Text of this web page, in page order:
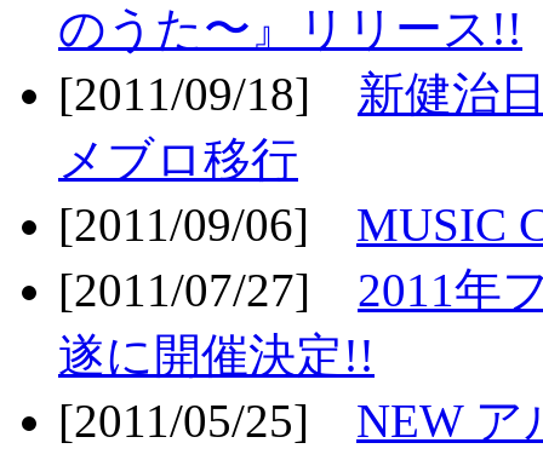
のうた〜』リリース!!
[2011/09/18] 新健治
メブロ移行
[2011/09/06] MUSIC
[2011/07/27] 2011年
遂に開催決定!!
[2011/05/25] NEW